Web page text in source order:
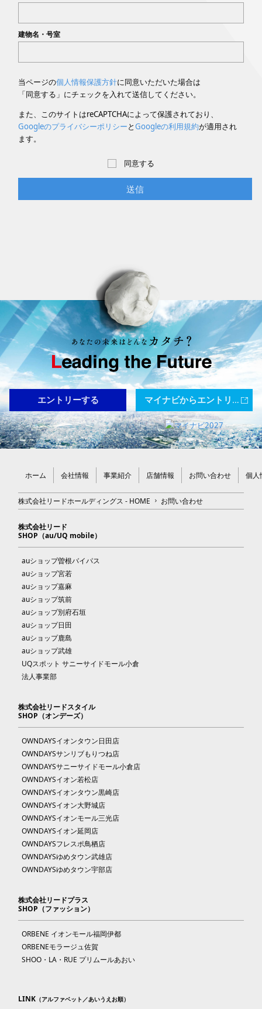
建物名・号室
当ページの個人情報保護方針に同意いただいた場合は
「同意する」にチェックを入れて送信してください。
また、このサイトはreCAPTCHAによって保護されており、
GoogleのプライバシーポリシーとGoogleの利用規約が適用され
ます。
同意する
エントリーする マイナビからエントリーする
ホーム 会社情報 事業紹介 店舗情報 お問い合わせ 個人
株式会社リードホールディングス - HOME お問い合わせ
株式会社リード
SHOP（au/UQ mobile）
auショップ曽根バイパス
auショップ宮若
auショップ嘉麻
auショップ筑前
auショップ別府石垣
auショップ日田
auショップ鹿島
auショップ武雄
UQスポット サニーサイドモール小倉
法人事業部
株式会社リードスタイル
SHOP（オンデーズ）
OWNDAYSイオンタウン日田店
OWNDAYSサンリブもりつね店
OWNDAYSサニーサイドモール小倉店
OWNDAYSイオン若松店
OWNDAYSイオンタウン黒崎店
OWNDAYSイオン大野城店
OWNDAYSイオンモール三光店
OWNDAYSイオン延岡店
OWNDAYSフレスポ鳥栖店
OWNDAYSゆめタウン武雄店
OWNDAYSゆめタウン宇部店
株式会社リードプラス
SHOP（ファッション）
ORBENE イオンモール福岡伊都
ORBENEモラージュ佐賀
SHOO・LA・RUE プリムールあおい
LINK （アルファベット／あいうえお順）